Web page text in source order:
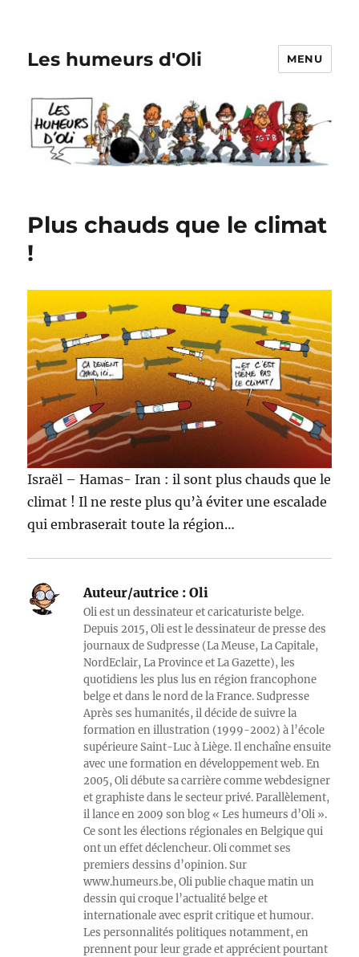
Les humeurs d'Oli MENU
Plus chauds que le climat
!
Israël – Hamas- Iran : il sont plus chauds que le
climat ! Il ne reste plus qu’à éviter une escalade
qui embraserait toute la région…
Auteur/autrice : Oli
Oli est un dessinateur et caricaturiste belge.
Depuis 2015, Oli est le dessinateur de presse des
journaux de Sudpresse (La Meuse, La Capitale,
NordEclair, La Province et La Gazette), les
quotidiens les plus lus en région francophone
belge et dans le nord de la France. Sudpresse
Après ses humanités, il décide de suivre la
formation en illustration (1999-2002) à l’école
supérieure Saint-Luc à Liège. Il enchaîne ensuite
avec une formation en développement web. En
2005, Oli débute sa carrière comme webdesigner
et graphiste dans le secteur privé. Parallèlement,
il lance en 2009 son blog « Les humeurs d’Oli ».
Ce sont les élections régionales en Belgique qui
ont un effet déclencheur. Oli commet ses
premiers dessins d’opinion. Sur
www.humeurs.be, Oli publie chaque matin un
dessin qui croque l’actualité belge et
internationale avec esprit critique et humour.
Les personnalités politiques notamment, en
prennent pour leur grade et apprécient pourtant